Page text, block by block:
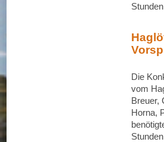
Die
vom
Breuer,
Horna,